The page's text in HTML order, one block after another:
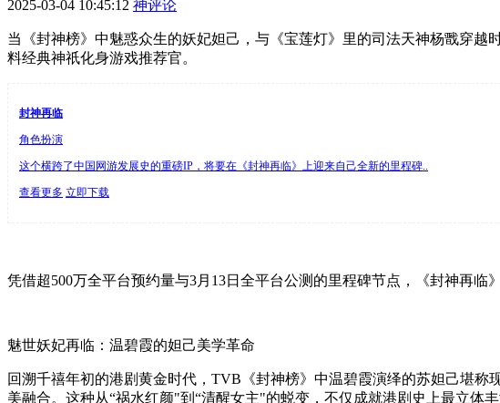
2025-03-04 10:45:12 神评论
当《封神榜》中魅惑众生的妖妃妲己，与《宝莲灯》里的司法天神杨戬穿
料经典神祇化身游戏推荐官。
封神再临
角色扮演
这个横跨了中国网游发展史的重磅IP，将要在《封神再临》上迎来自己全新的里程碑..
查看更多 立即下载
凭借超500万全平台预约量与3月13日全平台公测的里程碑节点，《封神再临
魅世妖妃再临：温碧霞的妲己美学革命
回溯千禧年初的港剧黄金时代，TVB《封神榜》中温碧霞演绎的苏妲己堪
美融合。这种从“祸水红颜"到“清醒女主"的蜕变，不仅成就港剧史上最立